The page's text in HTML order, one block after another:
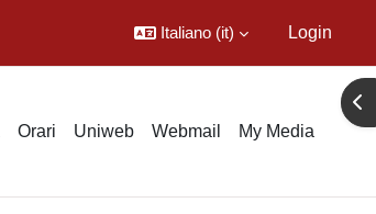
Italiano ‎(it)‎ Login
Orari Uniweb Webmail My Media